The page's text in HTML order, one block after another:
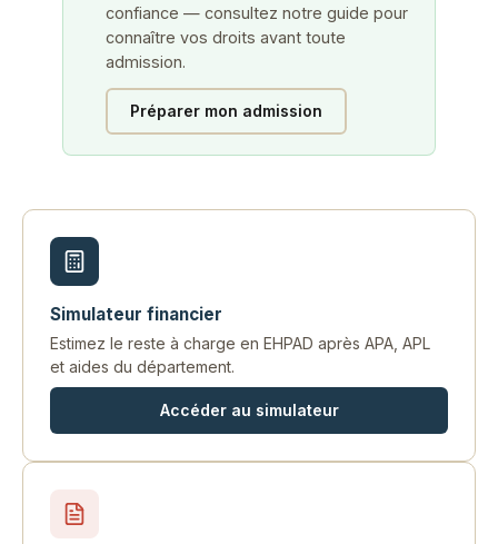
confiance — consultez notre guide pour
connaître vos droits avant toute
admission.
Préparer mon admission
Simulateur financier
Estimez le reste à charge en EHPAD après APA, APL
et aides du département.
Accéder au simulateur